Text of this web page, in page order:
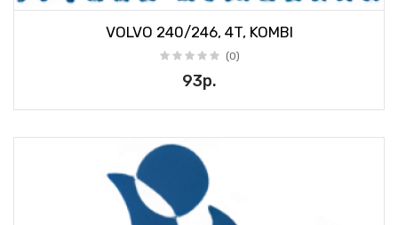
VOLVO 240/246, 4T, KOMBI
(0)
93р.